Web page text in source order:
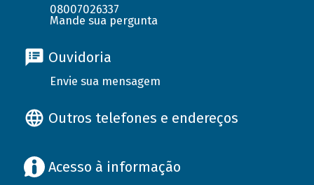
08007026337
Mande sua pergunta
Ouvidoria
Envie sua mensagem
Outros telefones e endereços
Acesso à informação